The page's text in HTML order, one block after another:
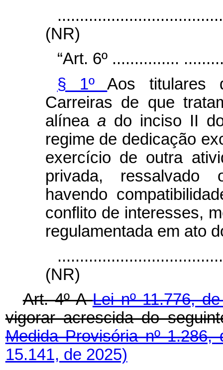
(NR)
“Art. 6º ...............
§ 1ºAos titulares
Carreiras de que
alínea a do inciso II
regime de dedicação
exercício de outra
privada,
havendo
conflito de interesses,
regulamentada em ato
(NR)
Art. 4º ALei nº 11.776,
vigorar acrescida do
Medida Provisória nº 1.286,
15.141, de 2025)